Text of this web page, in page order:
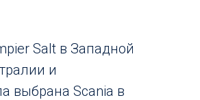
Salt в Западной
и
выбрана Scania в